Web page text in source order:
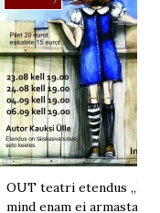
OUT teatri etendus „Kui
mind enam ei armasta“